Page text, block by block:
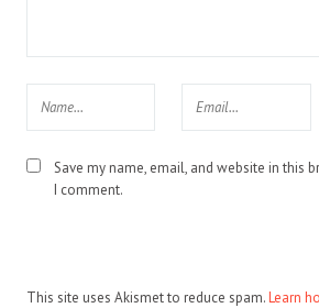
Save my name, email, and website in this
I comment.
This site uses Akismet to reduce spam.Learn